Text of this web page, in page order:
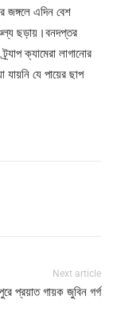
এদিন বেশ
ছড়ায়।বনদপ্তর
ক্যামেরা লাগানোর
যে পায়ের ছাপ
Next article
প্রয়াত গায়ক জুবিন গর্গ